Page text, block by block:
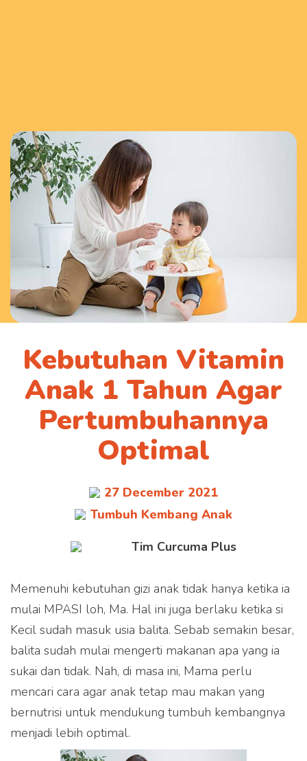
Kebutuhan Vitamin
Anak 1 Tahun Agar
Pertumbuhannya
Optimal
27 December 2021
Tumbuh Kembang Anak
Tim Curcuma Plus
Memenuhi kebutuhan gizi anak tidak hanya ketika ia
mulai MPASI loh, Ma. Hal ini juga berlaku ketika si
Kecil sudah masuk usia balita. Sebab semakin besar,
balita sudah mulai mengerti makanan apa yang ia
sukai dan tidak. Nah, di masa ini, Mama perlu
mencari cara agar anak tetap mau makan yang
bernutrisi untuk mendukung tumbuh kembangnya
menjadi lebih optimal.